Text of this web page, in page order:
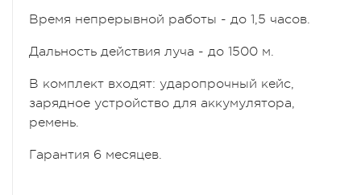
Время непрерывной работы - до 1,5 часов.
Дальность действия луча - до 1500 м.
В комплект входят: ударопрочный кейс,
зарядное устройство для аккумулятора,
ремень.
Гарантия 6 месяцев.